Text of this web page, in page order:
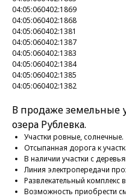
04:05:060402:1869
04:05:060402:1868
04:05:060402:1381
04:05:060402:1387
04:05:060402:1383
04:05:060402:1384
04:05:060402:1385
04:05:060402:1382
В продаже земельные
озера Рублевка.
Участки ровные, солнечные.
Отсыпанная дорога к
В наличии участки с
Линия электропередачи
Развлекательный комплекс
Возможность приобрести